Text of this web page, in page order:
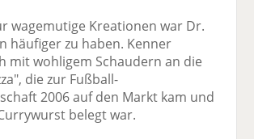
wagemutige Kreationen war Dr.
häufiger zu haben. Kenner
mit wohligem Schaudern an die
die zur Fußball-
2006 auf den Markt kam und
belegt war.